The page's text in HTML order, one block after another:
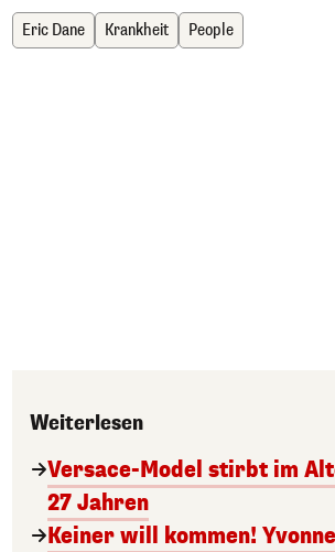
Eric Dane Krankheit People
Weiterlesen
Versace-Model stirbt im
27 Jahren
Keiner will kommen!